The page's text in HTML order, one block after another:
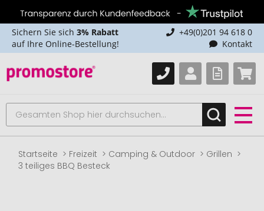
Sichern Sie sich 3% Rabatt
auf Ihre Online-Bestellung!
+49(0)201 94 618 0
Kontakt
Startseite Freizeit Camping & Outdoor
Grillen
3 teiliges BBQ Besteck